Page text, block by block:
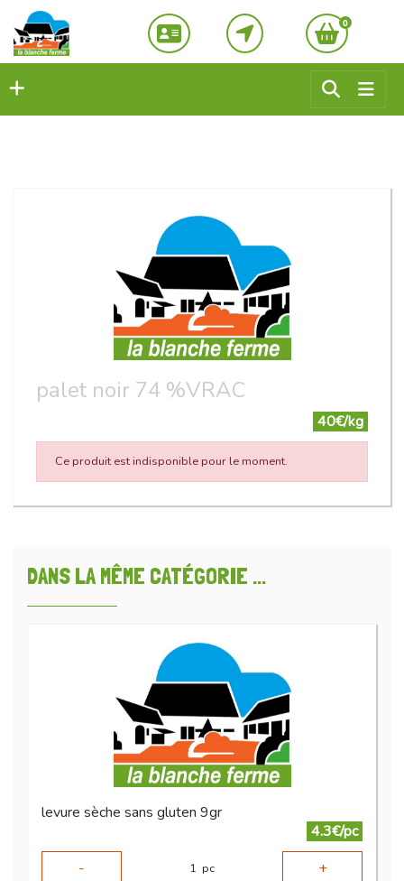
0
palet noir 74 %VRAC
40€/kg
Ce produit est indisponible pour le moment.
DANS LA MÊME CATÉGORIE ...
levure sèche sans gluten 9gr
4.3€/pc
-
1 pc +